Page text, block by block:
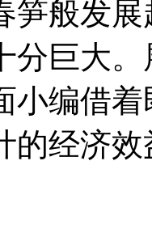
笋般发
分巨大
小编借
的经济效